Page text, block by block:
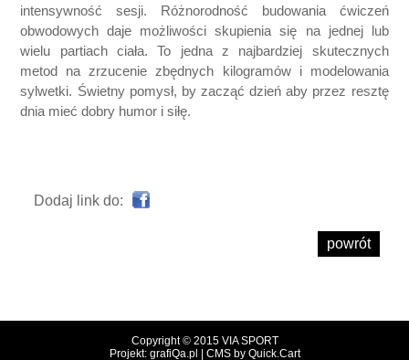
intensywność sesji. Różnorodność budowania ćwiczeń
obwodowych daje możliwości skupienia się na jednej lub
wielu partiach ciała. To jedna z najbardziej skutecznych
metod na zrzucenie zbędnych kilogramów i modelowania
sylwetki. Świetny pomysł, by zacząć dzień aby przez resztę
dnia mieć dobry humor i siłę.
Dodaj link do:
powrót
Copyright © 2015 VIA SPORT
Projekt: grafiQa.pl
CMS by Quick.Cart